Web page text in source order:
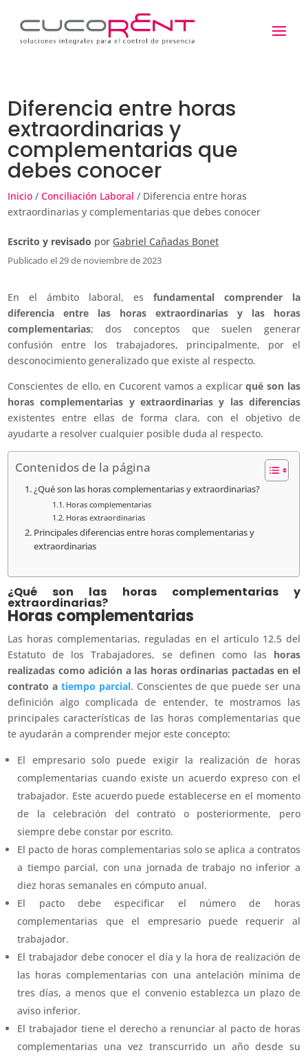
Diferencia entre horas
extraordinarias y
complementarias que
debes conocer
Inicio /Conciliación Laboral / Diferencia entre horas
extraordinarias y complementarias que debes conocer
Escrito y revisado por Gabriel Cañadas Bonet
Publicado el 29 de noviembre de 2023
En el ámbito laboral, es fundamental comprender la
diferencia entre las horas extraordinarias y las horas
complementarias; dos conceptos que suelen generar
confusión entre los trabajadores, principalmente, por el
desconocimiento generalizado que existe al respecto.
Conscientes de ello, en Cucorent vamos a explicarqué son las
horas complementarias y extraordinarias y las diferencias
existentes entre ellas de forma clara, con el objetivo de
ayudarte a resolver cualquier posible duda al respecto.
Contenidos de la página
¿Qué son las horas complementarias y extraordinarias?
Horas complementarias
Horas extraordinarias
Principales diferencias entre horas complementarias y
extraordinarias
¿Qué son las horas complementarias y
extraordinarias?
Horas complementarias
Las horas complementarias, reguladas en el artículo 12.5 del
Estatuto de los Trabajadores, se definen como las horas
realizadas como adición a las horas ordinarias pactadas en el
contrato a tiempo parcial. Conscientes de que puede ser una
definición algo complicada de entender, te mostramos las
principales características de las horas complementarias que
te ayudarán a comprender mejor este concepto:
El empresario solo puede exigir la realización de horas
complementarias cuando existe un acuerdo expreso con el
trabajador. Este acuerdo puede establecerse en el momento
de la celebración del contrato o posteriormente, pero
siempre debe constar por escrito.
El pacto de horas complementarias solo se aplica a contratos
a tiempo parcial, con una jornada de trabajo no inferior a
diez horas semanales en cómputo anual.
El pacto debe especificar el número de horas
complementarias que el empresario puede requerir al
trabajador.
El trabajador debe conocer el día y la hora de realización de
las horas complementarias con una antelación mínima de
tres días, a menos que el convenio establezca un plazo de
aviso inferior.
El trabajador tiene el derecho a renunciar al pacto de horas
complementarias una vez transcurrido un año desde su